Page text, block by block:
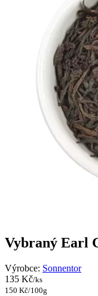
Vybraný Earl
Výrobce: Sonnentor
135 Kč/ks
150 Kč/100g